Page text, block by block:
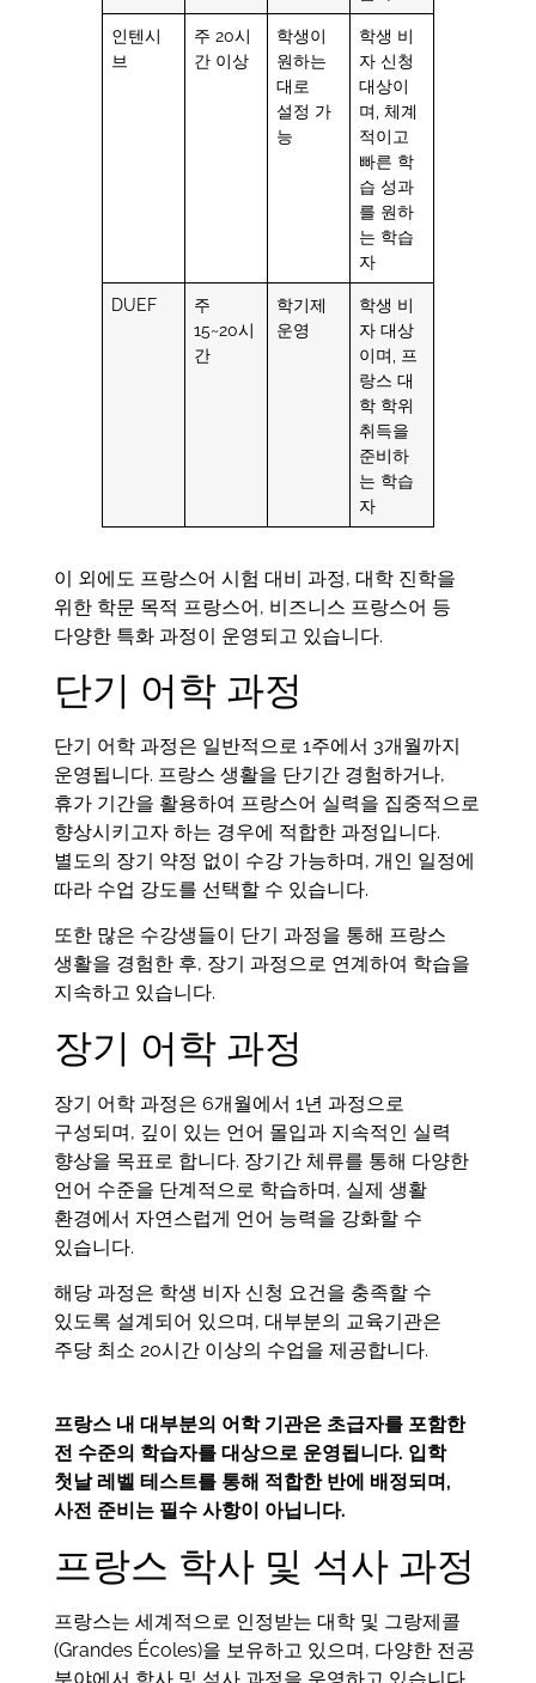
인텐시
브
주 20시
간 이상
학생이
원하는
대로
설정 가
능
학생 비
자 신청
대상이
며, 체계
적이고
빠른 학
습 성과
를 원하
는 학습
자
DUEF
주
15~20시
간
학기제
운영
학생 비
자 대상
이며, 프
랑스 대
학 학위
취득을
준비하
는 학습
자
이 외에도 프랑스어 시험 대비 과정, 대학 진학을
위한 학문 목적 프랑스어, 비즈니스 프랑스어 등
다양한 특화 과정이 운영되고 있습니다.
단기 어학 과정
단기 어학 과정은 일반적으로 1주에서 3개월까지
운영됩니다. 프랑스 생활을 단기간 경험하거나,
휴가 기간을 활용하여 프랑스어 실력을 집중적으로
향상시키고자 하는 경우에 적합한 과정입니다.
별도의 장기 약정 없이 수강 가능하며, 개인 일정에
따라 수업 강도를 선택할 수 있습니다.
또한 많은 수강생들이 단기 과정을 통해 프랑스
생활을 경험한 후, 장기 과정으로 연계하여 학습을
지속하고 있습니다.
장기 어학 과정
장기 어학 과정은 6개월에서 1년 과정으로
구성되며, 깊이 있는 언어 몰입과 지속적인 실력
향상을 목표로 합니다. 장기간 체류를 통해 다양한
언어 수준을 단계적으로 학습하며, 실제 생활
환경에서 자연스럽게 언어 능력을 강화할 수
있습니다.
해당 과정은 학생 비자 신청 요건을 충족할 수
있도록 설계되어 있으며, 대부분의 교육기관은
주당 최소 20시간 이상의 수업을 제공합니다.
프랑스 내 대부분의 어학 기관은 초급자를 포함한
전 수준의 학습자를 대상으로 운영됩니다. 입학
첫날 레벨 테스트를 통해 적합한 반에 배정되며,
사전 준비는 필수 사항이 아닙니다.
프랑스 학사 및 석사 과정
프랑스는 세계적으로 인정받는 대학 및 그랑제콜
(Grandes Écoles)을 보유하고 있으며, 다양한 전공